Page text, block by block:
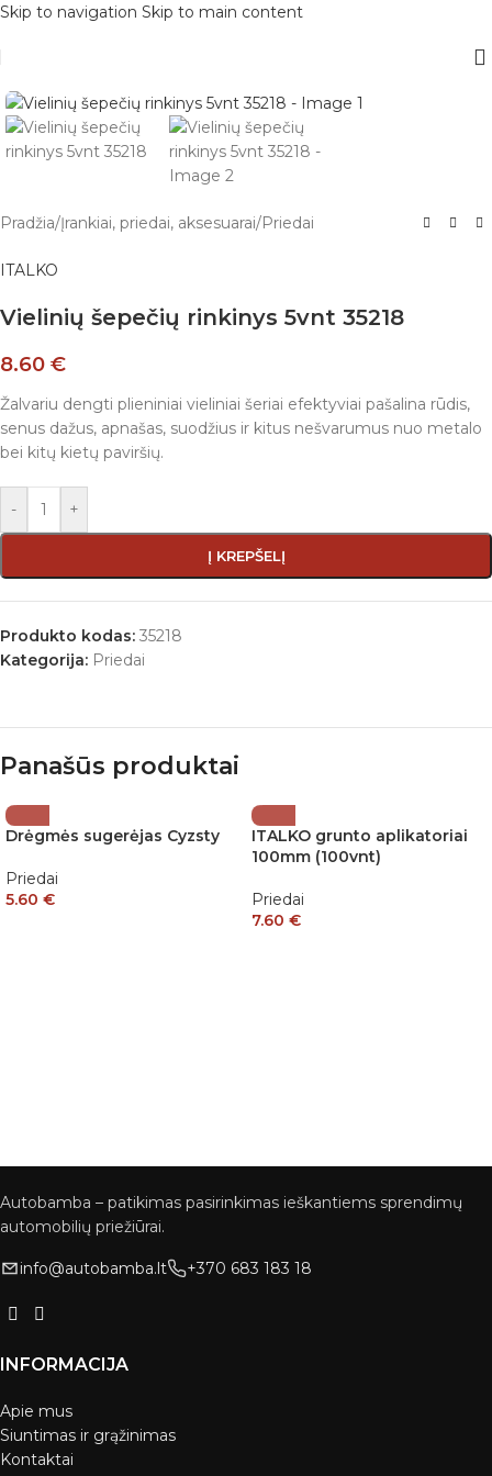
Skip to navigation Skip to main content
Pradžia/Įrankiai, priedai, aksesuarai/Priedai
ITALKO
Vielinių šepečių rinkinys 5vnt 35218
8.60 €
Žalvariu dengti plieniniai vieliniai šeriai efektyviai pašalina rūdis,
senus dažus, apnašas, suodžius ir kitus nešvarumus nuo metalo
bei kitų kietų paviršių.
- +
Į KREPŠELĮ
Produkto kodas: 35218
Kategorija: Priedai
Panašūs produktai
Drėgmės sugerėjas Cyzsty
Priedai
5.60 €
ITALKO grunto aplikatoriai
100mm (100vnt)
Priedai
7.60 €
Autobamba – patikimas pasirinkimas ieškantiems sprendimų
automobilių priežiūrai.
info@autobamba.lt +370 683 183 18
INFORMACIJA
Apie mus
Siuntimas ir grąžinimas
Kontaktai